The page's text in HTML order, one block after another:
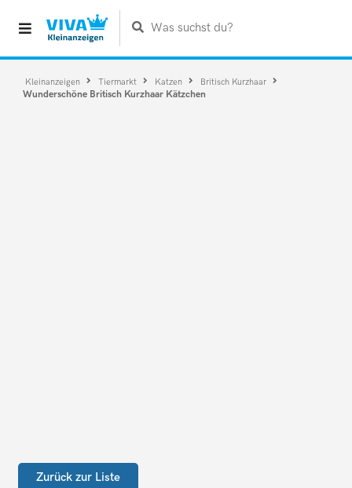
Was suchst du?
Kleinanzeigen Tiermarkt Katzen Britisch Kurzhaar
Wunderschöne Britisch Kurzhaar Kätzchen
Zurück zur Liste